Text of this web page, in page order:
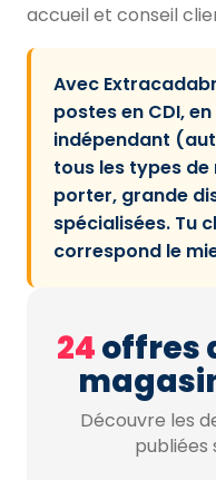
accueil et conseil
Avec
postes en CDI,
indépendant
tous les types
porter, grande
spécialisées. Tu
correspond le
24offres
Découvre les
publiées